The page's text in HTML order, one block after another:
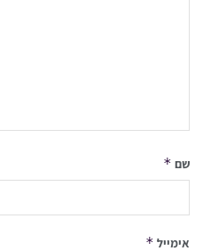
שם *
אימייל *